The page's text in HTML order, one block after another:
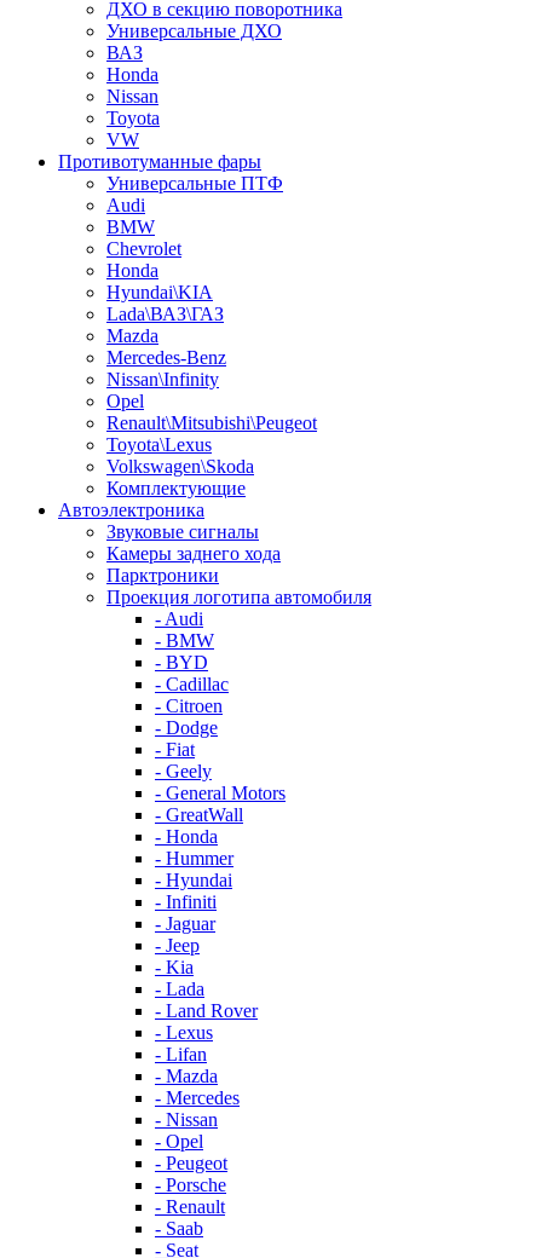
ДХО в секцию поворотника
Универсальные ДХО
ВАЗ
Honda
Nissan
Toyota
VW
Противотуманные фары
Универсальные ПТФ
Audi
BMW
Chevrolet
Honda
Hyundai\KIA
Lada\ВАЗ\ГАЗ
Mazda
Mercedes-Benz
Nissan\Infinity
Opel
Renault\Mitsubishi\Peugeot
Toyota\Lexus
Volkswagen\Skoda
Комплектующие
Автоэлектроника
Звуковые сигналы
Камеры заднего хода
Парктроники
Проекция логотипа автомобиля
- Audi
- BMW
- BYD
- Cadillac
- Citroen
- Dodge
- Fiat
- Geely
- General Motors
- GreatWall
- Honda
- Hummer
- Hyundai
- Infiniti
- Jaguar
- Jeep
- Kia
- Lada
- Land Rover
- Lexus
- Lifan
- Mazda
- Mercedes
- Nissan
- Opel
- Peugeot
- Porsche
- Renault
- Saab
- Seat